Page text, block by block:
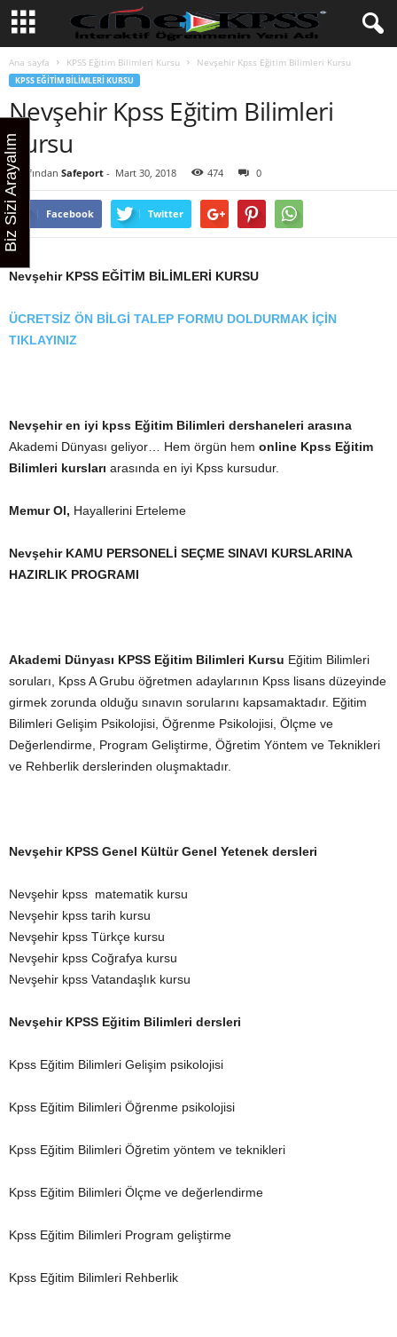
Ana sayfa KPSS Eğitim Bilimleri Kursu Nevşehir Kpss Eğitim Bilimleri Kursu
KPSS EĞITIM BILIMLERI KURSU
Nevşehir Kpss Eğitim Bilimleri
Kursu
Tarafından Safeport - Mart 30, 2018 474 0
Facebook Twitter
Nevşehir KPSS EĞİTİM BİLİMLERİ KURSU
ÜCRETSİZ ÖN BİLGİ TALEP FORMU DOLDURMAK İÇİN
TIKLAYINIZ
Nevşehir en iyi kpss Eğitim Bilimleri dershaneleri arasına
Akademi Dünyası geliyor… Hem örgün hem online Kpss Eğitim
Bilimleri kursları arasında en iyi Kpss kursudur.
Memur Ol, Hayallerini Erteleme
Nevşehir KAMU PERSONELİ SEÇME SINAVI KURSLARINA
HAZIRLIK PROGRAMI
Akademi Dünyası KPSS Eğitim Bilimleri Kursu Eğitim Bilimleri
soruları, Kpss A Grubu öğretmen adaylarının Kpss lisans düzeyinde
girmek zorunda olduğu sınavın sorularını kapsamaktadır. Eğitim
Bilimleri Gelişim Psikolojisi, Öğrenme Psikolojisi, Ölçme ve
Değerlendirme, Program Geliştirme, Öğretim Yöntem ve Teknikleri
ve Rehberlik derslerinden oluşmaktadır.
Nevşehir KPSS Genel Kültür Genel Yetenek dersleri
Nevşehir kpss matematik kursu
Nevşehir kpss tarih kursu
Nevşehir kpss Türkçe kursu
Nevşehir kpss Coğrafya kursu
Nevşehir kpss Vatandaşlık kursu
Nevşehir KPSS Eğitim Bilimleri dersleri
Kpss Eğitim Bilimleri Gelişim psikolojisi
Kpss Eğitim Bilimleri Öğrenme psikolojisi
Kpss Eğitim Bilimleri Öğretim yöntem ve teknikleri
Kpss Eğitim Bilimleri Ölçme ve değerlendirme
Kpss Eğitim Bilimleri Program geliştirme
Kpss Eğitim Bilimleri Rehberlik
Biz Sizi Arayalım